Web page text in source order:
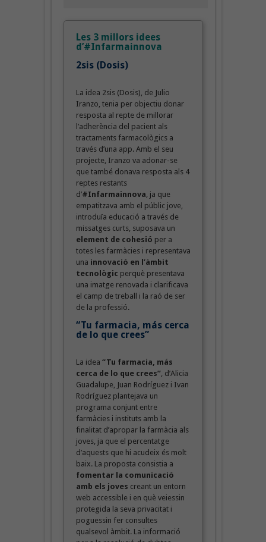
Les 3 millors idees
d’#Infarmainnova
2sis (Dosis)
La idea 2sis (Dosis), de Julio
Iranzo, tenia per objectiu donar
resposta al repte de millorar
l’adherència del pacient als
tractaments farmacològics a
través d’una app. Amb el seu
projecte, Iranzo va adonar-se
que també donava resposta als 4
reptes restants
d’#Infarmainnova , ja que
empatitzava amb el públic jove,
introduïa educació a través de
missatges curts, suposava un
element de cohesió per a
totes les farmàcies i representava
una innovació en l’àmbit
tecnològic perquè presentava
una imatge renovada i clarificava
el camp de treball i la raó de ser
de la professió.
“Tu farmacia, más cerca
de lo que crees”
La idea “Tu farmacia, más
cerca de lo que crees”, d’Alicia
Guadalupe, Juan Rodríguez i Ivan
Rodríguez plantejava un
programa conjunt entre
farmàcies i instituts amb la
finalitat d’apropar la farmàcia als
joves, ja que el percentatge
d’aquests que hi acudeix és molt
baix. La proposta consistia a
fomentar la comunicació
amb els joves creant un entorn
web accessible i en què veiessin
protegida la seva privacitat i
poguessin fer consultes
qualsevol àmbit. La informació